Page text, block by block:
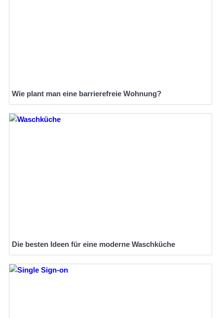
Wie plant man eine barrierefreie Wohnung?
Die besten Ideen für eine moderne Waschküche